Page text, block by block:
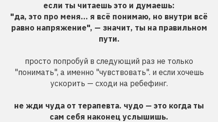
если ты читаешь это и думаешь:
"да, это про меня… я всё понимаю, но внутри всё
равно напряжение", — значит, ты на правильном
пути.
просто попробуй в следующий раз не только
"понимать", а именно "чувствовать". и если хочешь
ускорить — сходи на ребефинг.
не жди чуда от терапевта. чудо — это когда ты
сам себя наконец услышишь.